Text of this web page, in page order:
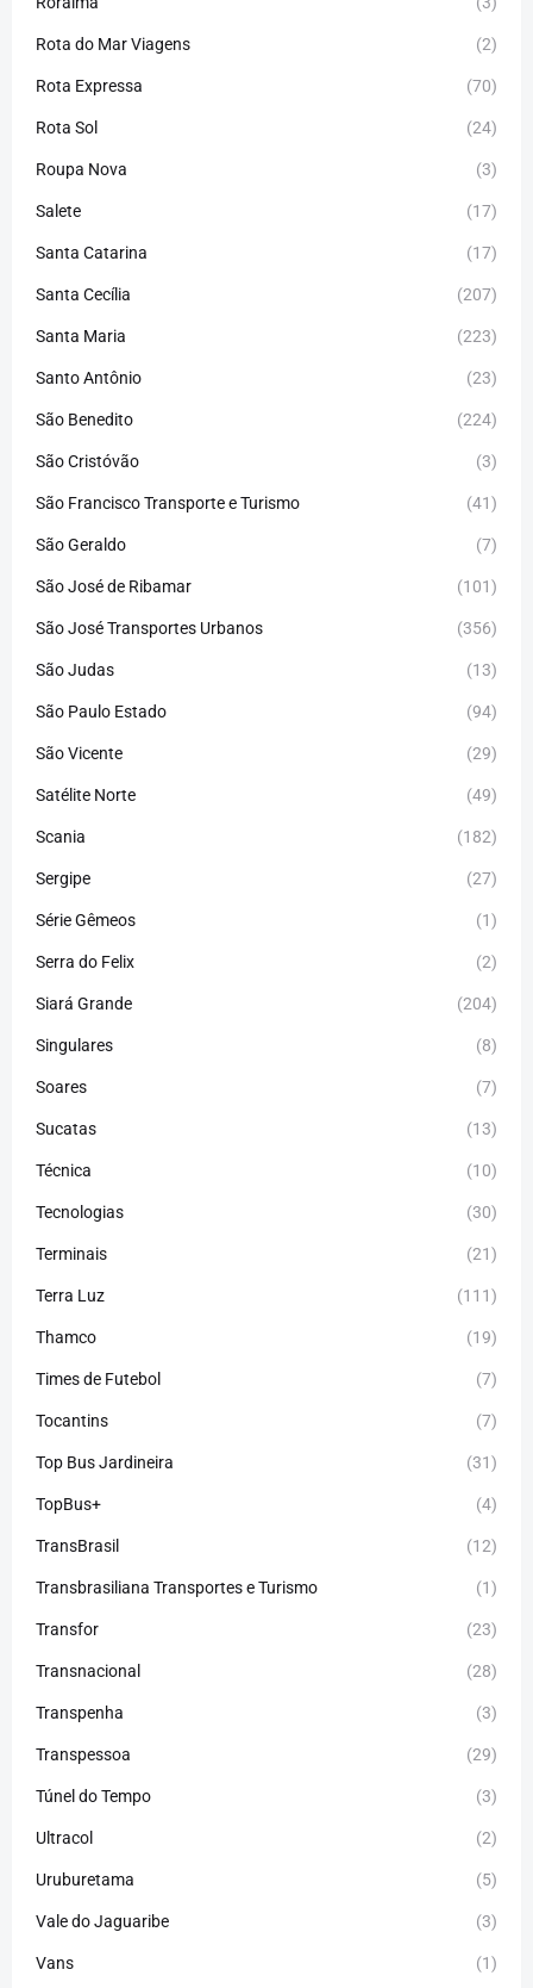
Rota do Mar Viagens (2)
Rota Expressa (70)
Rota Sol (24)
Roupa Nova (3)
Salete (17)
Santa Catarina (17)
Santa Cecília (207)
Santa Maria (223)
Santo Antônio (23)
São Benedito (224)
São Cristóvão (3)
São Francisco Transporte e Turismo (41)
São Geraldo (7)
São José de Ribamar (101)
São José Transportes Urbanos (356)
São Judas (13)
São Paulo Estado (94)
São Vicente (29)
Satélite Norte (49)
Scania (182)
Sergipe (27)
Série Gêmeos (1)
Serra do Felix (2)
Siará Grande (204)
Singulares (8)
Soares (7)
Sucatas (13)
Técnica (10)
Tecnologias (30)
Terminais (21)
Terra Luz (111)
Thamco (19)
Times de Futebol (7)
Tocantins (7)
Top Bus Jardineira (31)
TopBus+ (4)
TransBrasil (12)
Transbrasiliana Transportes e Turismo (1)
Transfor (23)
Transnacional (28)
Transpenha (3)
Transpessoa (29)
Túnel do Tempo (3)
Ultracol (2)
Uruburetama (5)
Vale do Jaguaribe (3)
Vans (1)